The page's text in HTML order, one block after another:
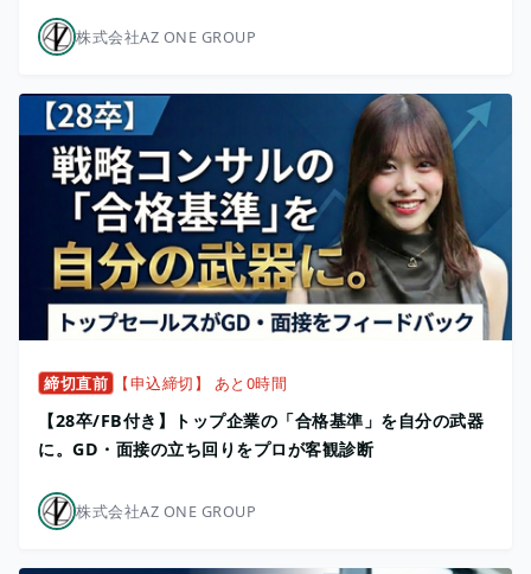
株式会社AZ ONE GROUP
締切直前 【申込締切】 あと0時間
【28卒/FB付き】トップ企業の「合格基準」を自分の武器
に。GD・面接の立ち回りをプロが客観診断
株式会社AZ ONE GROUP